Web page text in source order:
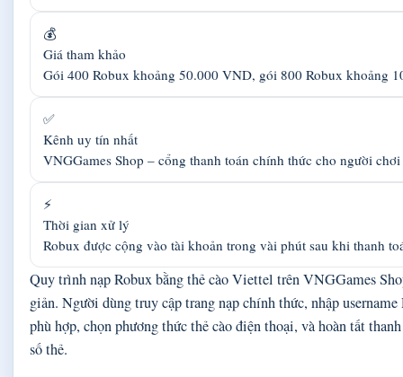
💰
Giá tham khảo
Gói 400 Robux khoảng 50.000 VND, gói 800 Robux khoảng
✅
Kênh uy tín nhất
VNGGames Shop – cổng thanh toán chính thức cho người
⚡
Thời gian xử lý
Robux được cộng vào tài khoản trong vài phút sau khi thanh
Quy trình nạp Robux bằng thẻ cào Viettel trên VNGGames
giản. Người dùng truy cập trang nạp chính thức, nhập
phù hợp, chọn phương thức thẻ cào điện thoại, và hoàn tất
số thẻ.